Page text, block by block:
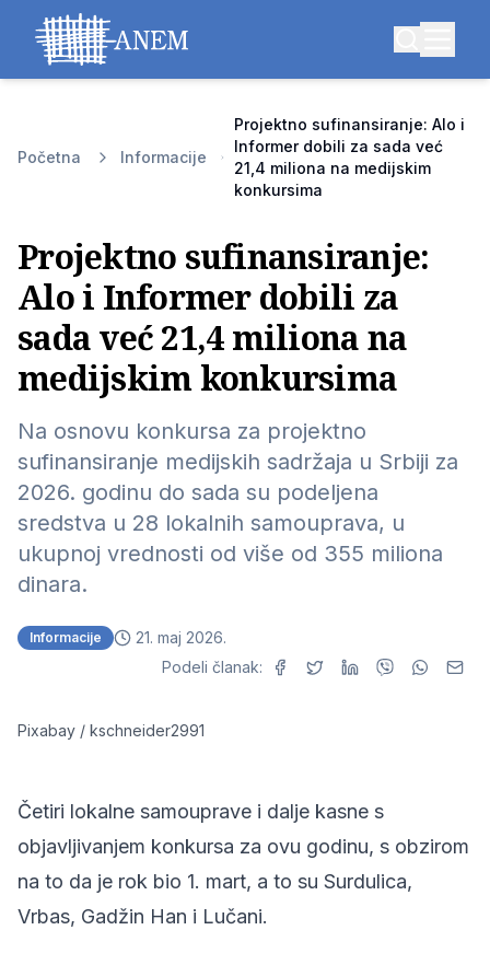
Početna Informacije
Projektno sufinansiranje: Alo i
Informer dobili za sada već
21,4 miliona na medijskim
konkursima
Projektno sufinansiranje:
Alo i Informer dobili za
sada već 21,4 miliona na
medijskim konkursima
Na osnovu konkursa za projektno
sufinansiranje medijskih sadržaja u Srbiji za
2026. godinu do sada su podeljena
sredstva u 28 lokalnih samouprava, u
ukupnoj vrednosti od više od 355 miliona
dinara.
Informacije
21. maj 2026.
Podeli članak:
Pixabay / kschneider2991
Četiri lokalne samouprave i dalje kasne s
objavljivanjem konkursa za ovu godinu, s obzirom
na to da je rok bio 1. mart, a to su Surdulica,
Vrbas, Gadžin Han i Lučani.